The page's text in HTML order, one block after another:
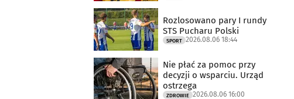
Rozlosowano pary I rundy
STS Pucharu Polski
SPORT 2026.08.06 18:44
Nie płać za pomoc przy
decyzji o wsparciu. Urząd
ostrzega
ZDROWIE 2026.08.06 16:00